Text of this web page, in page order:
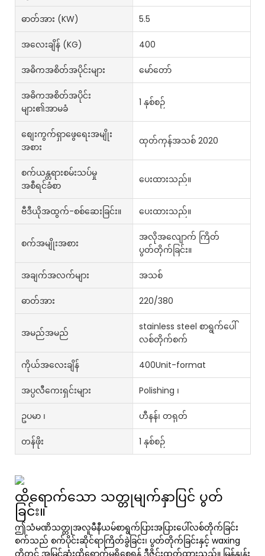
ဓာတ်အား (kW) 5.5
အလေးချိန် (KG) 400
အဓိကအစိတ်အပိုင်းများ မော်တော်
အဓိကအစိတ်အပိုင်း
များ၏အာမခံ
1 နှစ်စဉ်
စျေးကွက်ရှာဖွေရေးအမျိုး
အစား
ထုတ်ကုန်အသစ် 2020
စက်ယန္တရားစမ်းသပ်မှု
အစီရင်ခံစာ
ပေးထားသည်။
ဗီဒီယိုအထွက်-စစ်ဆေးခြင်း။ ပေးထားသည်။
စက်အမျိုးအစား
အလိုအလျောက် ကြိတ်
ပွတ်တိုက်ခြင်း။
အချက်အလက်များ အသစ်
ဓာတ်အား 220/380
အမည်အမည်
stainless steel စာရွက်ပေါ်
လစ်တိုက်စက်
ကိုယ်အလေးချိန် 400Unit-format
အပ္ပလီကေးရှင်းများ Polishing ၊
ဥပမာ ၊ ဟီနန်၊ တရုတ်
တန်ဖိုး 1 နှစ်စဉ်
ထိရောက်သော သတ္တုမျက်နှာပြင် ပွတ်
ခြင်း။
ဤသံမဏိသတ္တုအလူမီနီယမ်စာရွက်ပြားအပြားပေါ်လစ်တိုက်ခြင်း
စက်သည် စက်ပိုင်းဆိုင်ရာကြိတ်ခွဲခြင်း၊ ပွတ်တိုက်ခြင်းနှင့် waxing